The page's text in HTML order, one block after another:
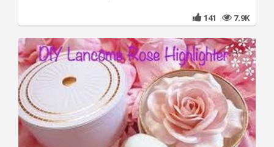
141 7.9K